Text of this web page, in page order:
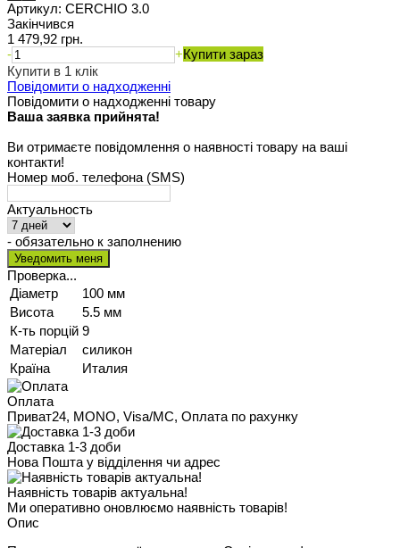
Артикул: CERCHIO 3.0
Закінчився
1 479,92 грн.
-
+Купити зараз
Купити в 1 клік
Повідомити о надходженні
Повідомити о надходженні товару
Ваша заявка прийнята!
Ви отримаєте повідомлення о наявності товару на ваші
контакти!
Номер моб. телефона (SMS)
Актуальность
- обязательно к заполнению
Проверка...
Діаметр
100 мм
Висота
5.5 мм
К-ть порцій 9
Матеріал
силикон
Країна
Италия
Оплата
Приват24, MONO, Visa/MC, Оплата по рахунку
Доставка 1-3 доби
Нова Пошта у відділення чи адрес
Наявність товарів актуальна!
Ми оперативно оновлюємо наявність товарів!
Опис